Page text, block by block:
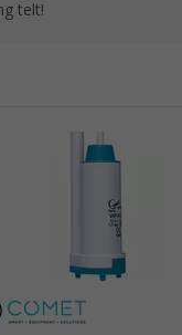
telt!